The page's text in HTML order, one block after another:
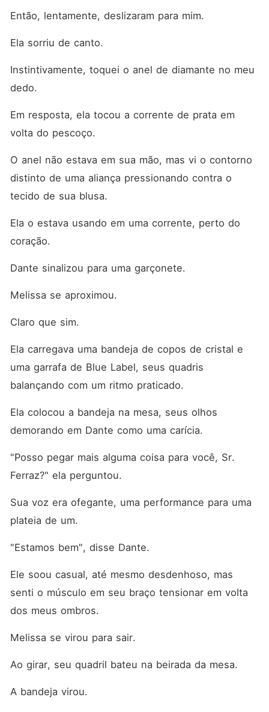
Então, lentamente, deslizaram para mim.
Ela sorriu de canto.
Instintivamente, toquei o anel de diamante no meu
dedo.
Em resposta, ela tocou a corrente de prata em
volta do pescoço.
O anel não estava em sua mão, mas vi o contorno
distinto de uma aliança pressionando contra o
tecido de sua blusa.
Ela o estava usando em uma corrente, perto do
coração.
Dante sinalizou para uma garçonete.
Melissa se aproximou.
Claro que sim.
Ela carregava uma bandeja de copos de cristal e
uma garrafa de Blue Label, seus quadris
balançando com um ritmo praticado.
Ela colocou a bandeja na mesa, seus olhos
demorando em Dante como uma carícia.
"Posso pegar mais alguma coisa para você, Sr.
Ferraz?" ela perguntou.
Sua voz era ofegante, uma performance para uma
plateia de um.
"Estamos bem", disse Dante.
Ele soou casual, até mesmo desdenhoso, mas
senti o músculo em seu braço tensionar em volta
dos meus ombros.
Melissa se virou para sair.
Ao girar, seu quadril bateu na beirada da mesa.
A bandeja virou.